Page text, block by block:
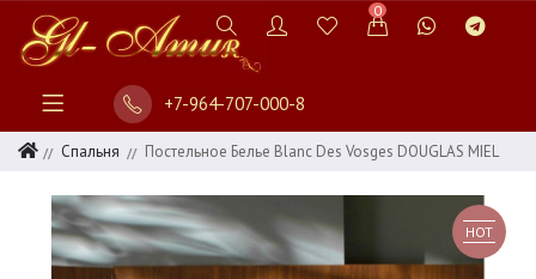
0
+7-964-707-000-8
Спальня Постельное Белье Blanc Des Vosges DOUGLAS MIEL
HOT